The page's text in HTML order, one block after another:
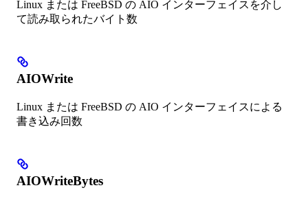
Linux または FreeBSD の AIO インターフェイスを介し
て読み取られたバイト数
AIOWrite
Linux または FreeBSD の AIO インターフェイスによる
書き込み回数
AIOWriteBytes